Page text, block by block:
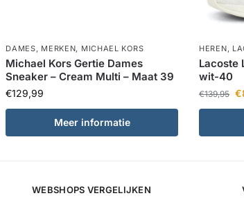
DAMES MERKEN MICHAEL KORS
Michael Kors Gertie Dames
Sneaker – Cream Multi – Maat 39
€129,99
Meer informatie
HEREN
Lacoste
wit-40
€139,95 €
WEBSHOPS VERGELIJKEN